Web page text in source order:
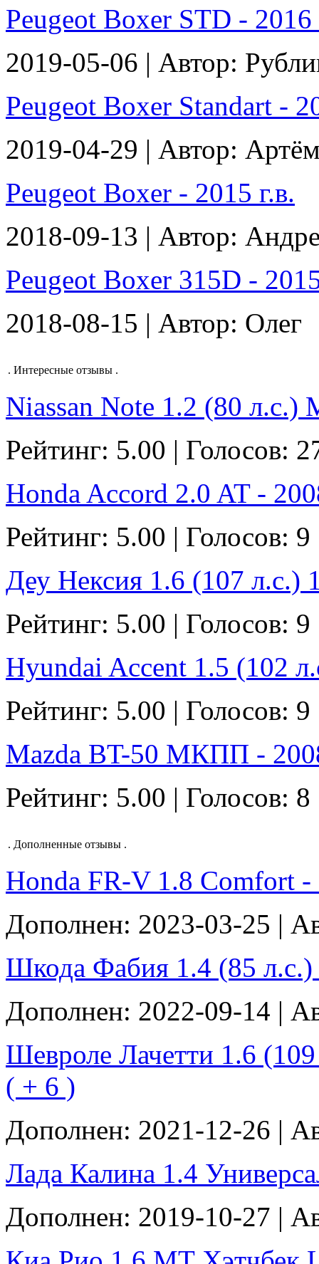
Peugeot Boxer STD - 2016
2019-05-06 | Автор:
Peugeot Boxer Standart -
2019-04-29 | Автор:
Peugeot Boxer - 2015 г.в.
2018-09-13 | Автор:
Peugeot Boxer 315D -
2018-08-15 | Автор: Олег
. Интересные отзывы .
Niassan Note 1.2 (80
Рейтинг: 5.00 | Голосов:
Honda Accord 2.0 AT -
Рейтинг: 5.00 | Голосов: 9
Деу Нексия 1.6 (107 л.с.)
Рейтинг: 5.00 | Голосов: 9
Hyundai Accent 1.5 (102
Рейтинг: 5.00 | Голосов: 9
Mazda BT-50 МКПП -
Рейтинг: 5.00 | Голосов: 8
. Дополненные отзывы .
Honda FR-V 1.8 Comfort -
Дополнен: 2023-03-25 |
Шкода Фабия 1.4 (85 л.с.)
Дополнен: 2022-09-14 |
Шевроле Лачетти 1.6
( + 6 )
Дополнен: 2021-12-26 |
Лада Калина 1.4
Дополнен: 2019-10-27 |